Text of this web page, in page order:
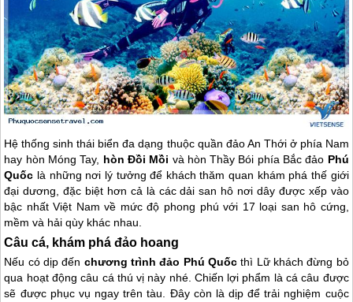
Hệ thống sinh thái biển đa dạng thuộc quần đảo An Thới ở phía Nam
hay hòn Móng Tay, hòn Đồi Mồi và hòn Thầy Bói phía Bắc đảo Phú
Quốc là những nơi lý tưởng để khách thăm quan khám phá thế giới
đại dương, đặc biệt hơn cả là các dải san hô nơi dây được xếp vào
bậc nhất Việt Nam về mức độ phong phú với 17 loại san hô cứng,
mềm và hải qùy khác nhau.
Câu cá, khám phá đảo hoang
Nếu có dịp đến chương trình đảo Phú Quốcthì Lữ khách đừng bỏ
qua hoạt động câu cá thú vị này nhé. Chiến lợi phẩm là cá câu được
sẽ được phục vụ ngay trên tàu. Đây còn là dịp để trải nghiệm cuộc